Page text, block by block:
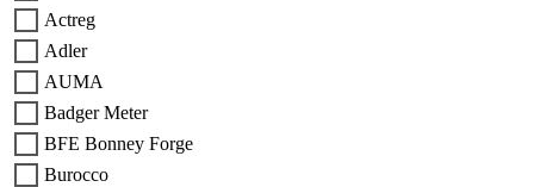
Actreg
Adler
AUMA
Badger Meter
BFE Bonney Forge
Burocco